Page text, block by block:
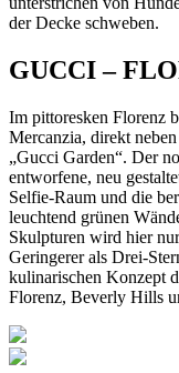
der Decke schweben.
GUCCI –
Im pittoresken Florenz
Mercanzia, direkt
„Gucci Garden“. Der
entworfene, neu
Selfie-Raum und die
leuchtend grünen
Skulpturen wird hier
Geringerer als Drei-
kulinarischen Konzept
Florenz, Beverly Hills